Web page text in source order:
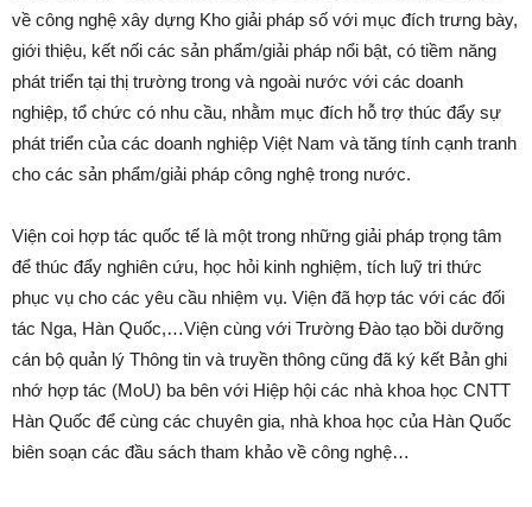
về công nghệ xây dựng Kho giải pháp số với mục đích trưng bày,
giới thiệu, kết nối các sản phẩm/giải pháp nổi bật, có tiềm năng
phát triển tại thị trường trong và ngoài nước với các doanh
nghiệp, tổ chức có nhu cầu, nhằm mục đích hỗ trợ thúc đẩy sự
phát triển của các doanh nghiệp Việt Nam và tăng tính cạnh tranh
cho các sản phẩm/giải pháp công nghệ trong nước.
Viện coi hợp tác quốc tế là một trong những giải pháp trọng tâm
để thúc đẩy nghiên cứu, học hỏi kinh nghiệm, tích luỹ tri thức
phục vụ cho các yêu cầu nhiệm vụ. Viện đã hợp tác với các đối
tác Nga, Hàn Quốc,…Viện cùng với Trường Đào tạo bồi dưỡng
cán bộ quản lý Thông tin và truyền thông cũng đã ký kết Bản ghi
nhớ hợp tác (MoU) ba bên với Hiệp hội các nhà khoa học CNTT
Hàn Quốc để cùng các chuyên gia, nhà khoa học của Hàn Quốc
biên soạn các đầu sách tham khảo về công nghệ…